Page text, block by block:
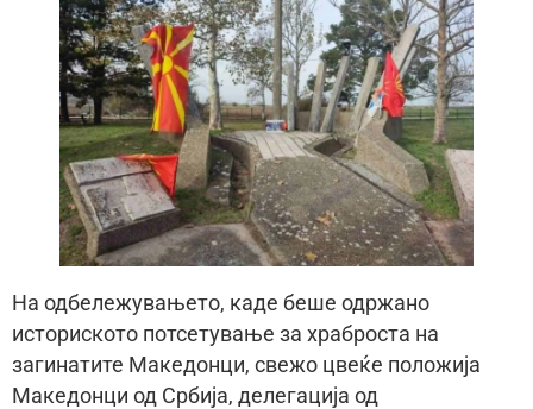
На одбележувањето, каде беше одржано
историското потсетување за храброста на
загинатите Македонци, свежо цвеќе положија
Македонци од Србија, делегација од